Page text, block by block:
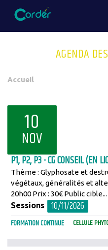
Aller
contenu
AGENDA
You
here
Accueil
10
NOV
P1, P2, P3 - CG CONSEIL (EN
Thème : Glyphosate et
végétaux, généralités et
20h00 Prix : 30€ Public cible...
Sessions 10/11/2026
FORMATION CONTINUE CELLULE